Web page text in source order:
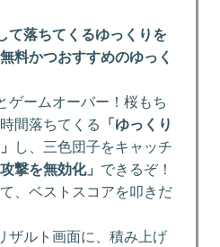
て落ちてくるゆっくりを
料かつおすすめのゆっく
ゲームオーバー！桜もち
間落ちてくる
「ゆっくり
し、三色団子をキャッチ
撃を無効化」 できるぞ！
、ベストスコアを叩きだ
ザルト画面に、積み上げ